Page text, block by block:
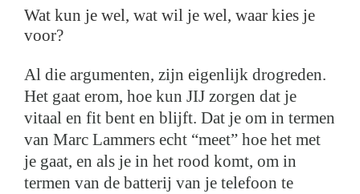
Wat kun je wel, wat wil je wel, waar kies je
voor?
Al die argumenten, zijn eigenlijk drogreden.
Het gaat erom, hoe kun JIJ zorgen dat je
vitaal en fit bent en blijft. Dat je om in termen
van Marc Lammers echt “meet” hoe het met
je gaat, en als je in het rood komt, om in
termen van de batterij van je telefoon te